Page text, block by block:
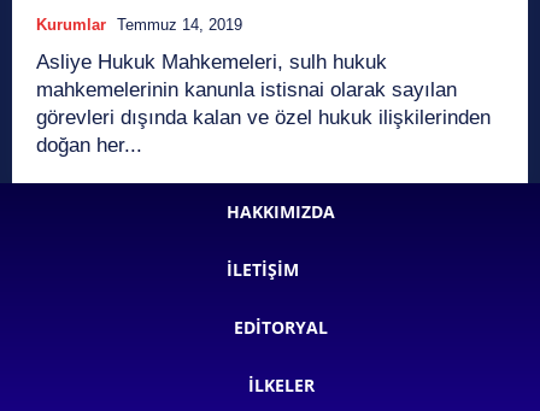
Kurumlar Temmuz 14, 2019
Asliye Hukuk Mahkemeleri, sulh hukuk
mahkemelerinin kanunla istisnai olarak sayılan
görevleri dışında kalan ve özel hukuk ilişkilerinden
doğan her...
HAKKIMIZDA
İLETIŞIM
EDITORYAL
İLKELER